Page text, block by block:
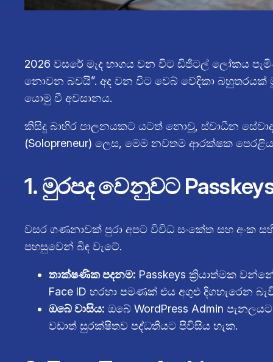
2026 වසරේ මැද භාගය වන විට ඩිජිටල් ලෝකය
නොවන බවයි”. අද වන විට වෙබ් වේදිකා
යොමු වී අවසානය.
කිසිදු බාහිර පාලනයකට යටත් නොවූ, ස්වාධීන
(Solopreneur) ලෙස, මෙම නවතම ආරක්ෂක
1. මුරපද වෙනුවට
වසර ගණනාවක් පුරා අපට විවිධ සංකේත සහ අංක
පහසුවෙන් බිඳ වැටේ.
තාක්ෂණික පදනම: Passkeys ක්‍රියාත්මක
Face ID හරහා පමණක් එය අගුළු දිගහැරෙන
ඔබේ වාසිය: ඔබේ WordPress Admin
වඩාත් සුරක්ෂිතව පද්ධතියට පිවිසිය හැක.